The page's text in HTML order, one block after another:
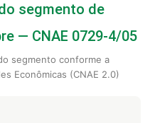
segmento de
— CNAE 0729-4/05
segmento conforme a
Econômicas (CNAE 2.0)